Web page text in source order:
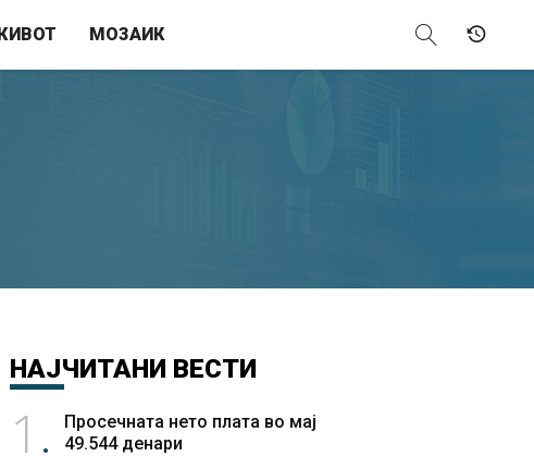
МОЗАИК
НАЈЧИТАНИ ВЕСТИ
1
Просечната нето плата во мај
49.544 денари